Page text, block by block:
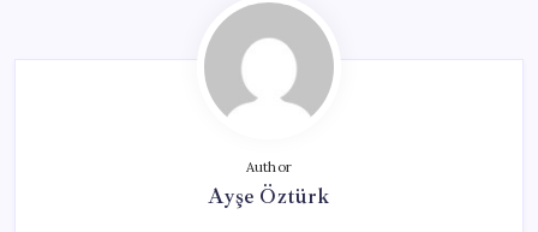
Author
Ayşe Öztürk